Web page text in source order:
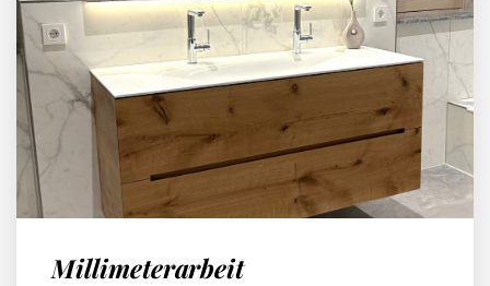
Millimeterarbeit